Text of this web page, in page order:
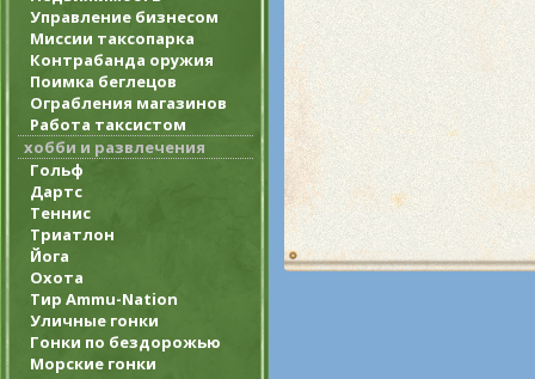
Управление бизнесом
Миссии таксопарка
Контрабанда оружия
Поимка беглецов
Ограбления магазинов
Работа таксистом
хобби и развлечения
Гольф
Дартс
Теннис
Триатлон
Йога
Охота
Тир Ammu-Nation
Уличные гонки
Гонки по бездорожью
Морские гонки